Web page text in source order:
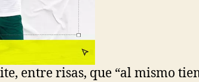
entre risas, que “al mismo